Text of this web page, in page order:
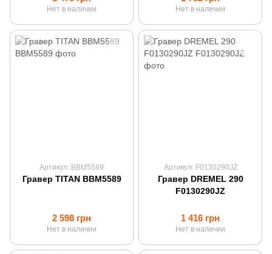
Нет в наличии Нет в наличии
Артикул: BBM5589
Гравер TITAN BBM5589
2 598 грн
Нет в наличии
Артикул: F0130290JZ
Гравер DREMEL 290
F0130290JZ
1 416 грн
Нет в наличии